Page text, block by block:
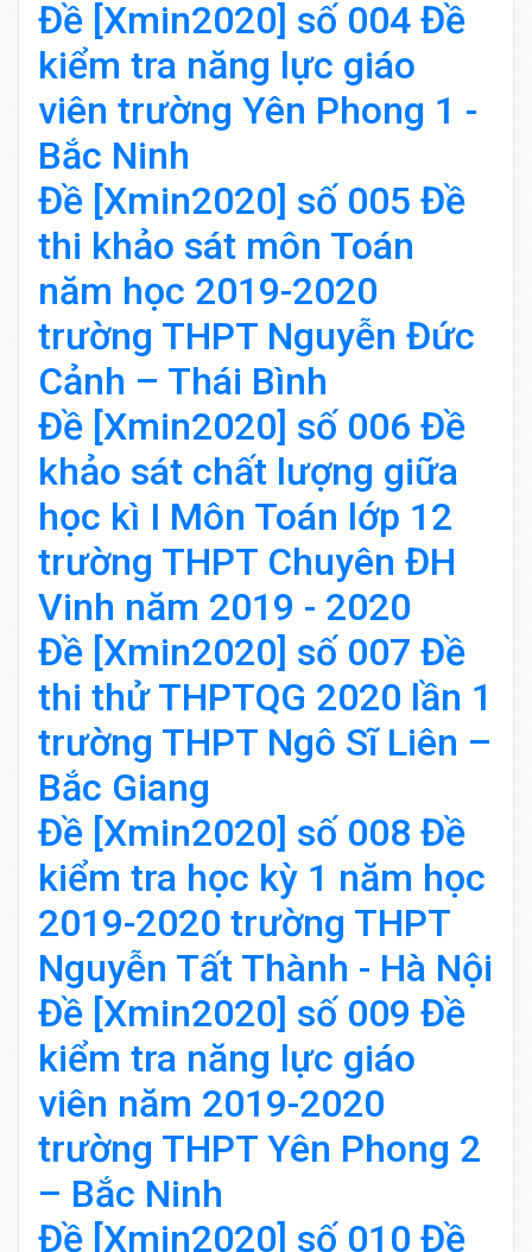
Đề [Xmin2020] số 004 Đề
kiểm tra năng lực giáo
viên trường Yên Phong 1 -
Bắc Ninh
Đề [Xmin2020] số 005 Đề
thi khảo sát môn Toán
năm học 2019-2020
trường THPT Nguyễn Đức
Cảnh – Thái Bình
Đề [Xmin2020] số 006 Đề
khảo sát chất lượng giữa
học kì I Môn Toán lớp 12
trường THPT Chuyên ĐH
Vinh năm 2019 - 2020
Đề [Xmin2020] số 007 Đề
thi thử THPTQG 2020 lần 1
trường THPT Ngô Sĩ Liên –
Bắc Giang
Đề [Xmin2020] số 008 Đề
kiểm tra học kỳ 1 năm học
2019-2020 trường THPT
Nguyễn Tất Thành - Hà Nội
Đề [Xmin2020] số 009 Đề
kiểm tra năng lực giáo
viên năm 2019-2020
trường THPT Yên Phong 2
– Bắc Ninh
Đề [Xmin2020] số 010 Đề